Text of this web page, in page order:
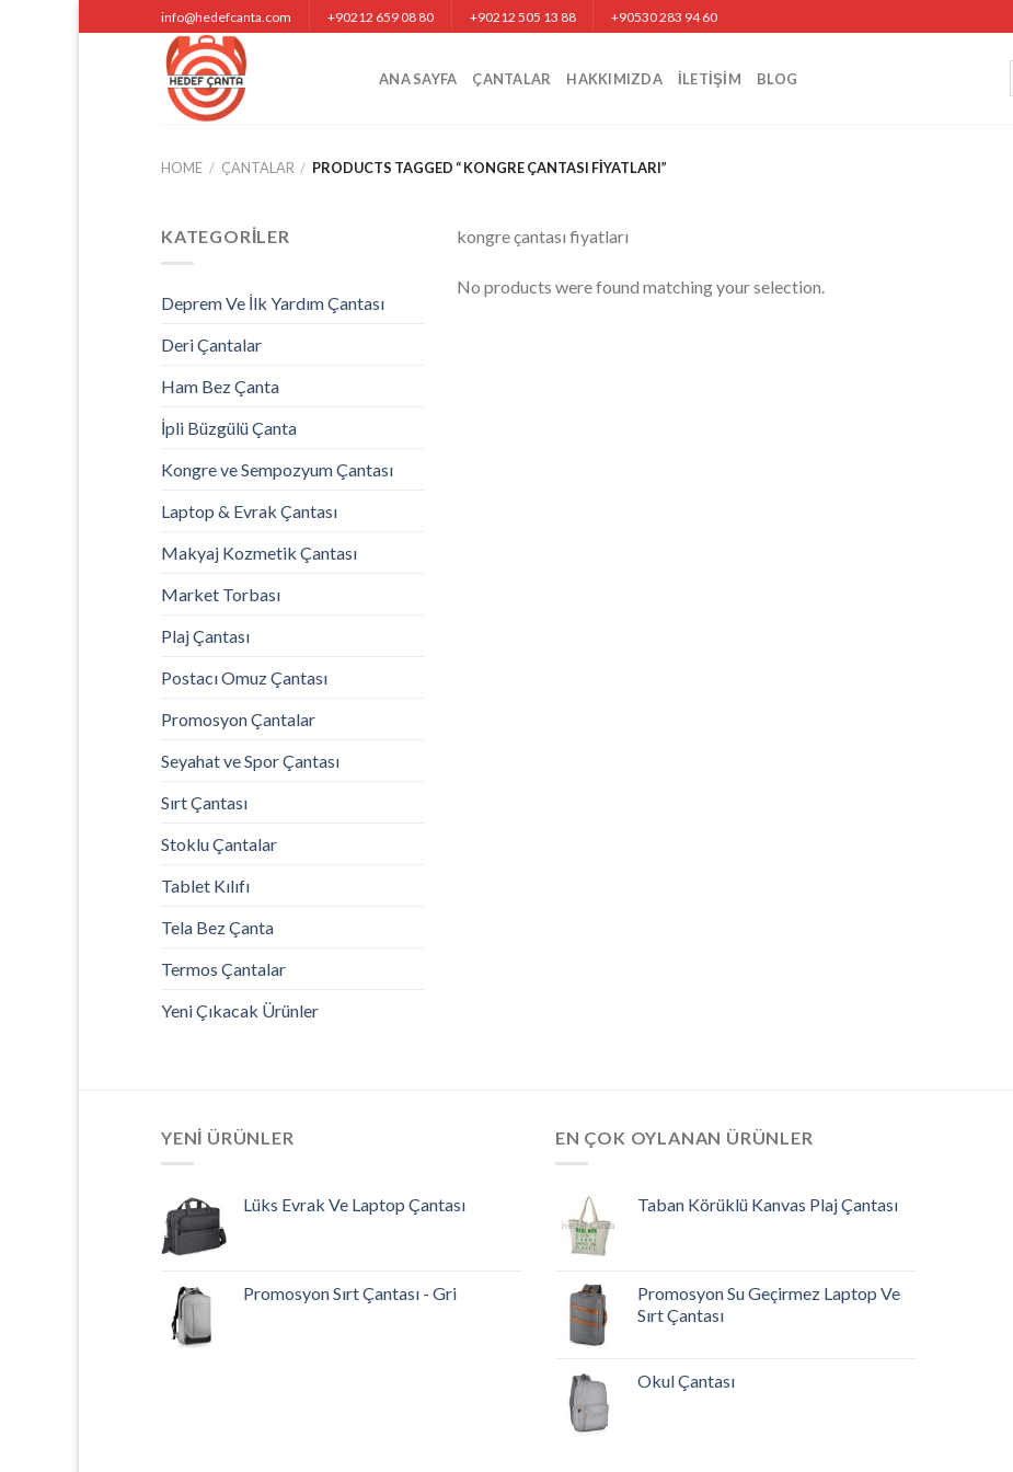
info@hedefcanta.com +90212 659 08 80 +90212 505 13 88 +90530 283 94 60
ANA SAYFA ÇANTALAR HAKKIMIZDA İLETIŞIM BLOG
HOME / ÇANTALAR / PRODUCTS TAGGED “ KONGRE ÇANTASI FIYATLARI”
KATEGORILER
Deprem Ve İlk Yardım Çantası
Deri Çantalar
Ham Bez Çanta
İpli Büzgülü Çanta
Kongre ve Sempozyum Çantası
Laptop & Evrak Çantası
Makyaj Kozmetik Çantası
Market Torbası
Plaj Çantası
Postacı Omuz Çantası
Promosyon Çantalar
Seyahat ve Spor Çantası
Sırt Çantası
Stoklu Çantalar
Tablet Kılıfı
Tela Bez Çanta
Termos Çantalar
Yeni Çıkacak Ürünler
kongre çantası fiyatları
No products were found matching your selection.
YENI ÜRÜNLER
Lüks Evrak Ve Laptop Çantası
Promosyon Sırt Çantası - Gri
EN ÇOK OYLANAN ÜRÜNLER
Taban Körüklü Kanvas Plaj Çantası
Promosyon Su Geçirmez Laptop Ve
Sırt Çantası
Okul Çantası